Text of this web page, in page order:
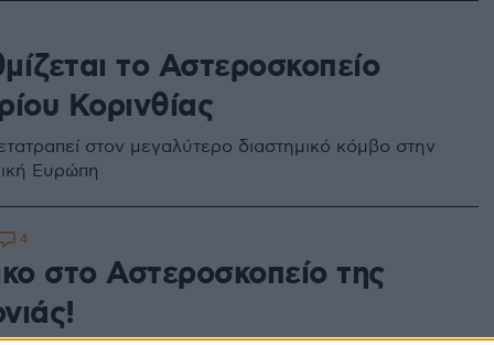
το Αστεροσκοπείο
Κορινθίας
στον μεγαλύτερο διαστημικό κόμβο στην
Ευρώπη
στο Αστεροσκοπείο της
4